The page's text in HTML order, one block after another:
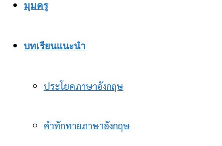
มุมครู
บทเรียนแนะนำ
ประโยคภาษาอังกฤษ
คำทักทายภาษาอังกฤษ